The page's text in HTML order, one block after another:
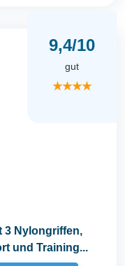
9,4/10
gut
★★★★
3 Nylongriffen,
und Training...